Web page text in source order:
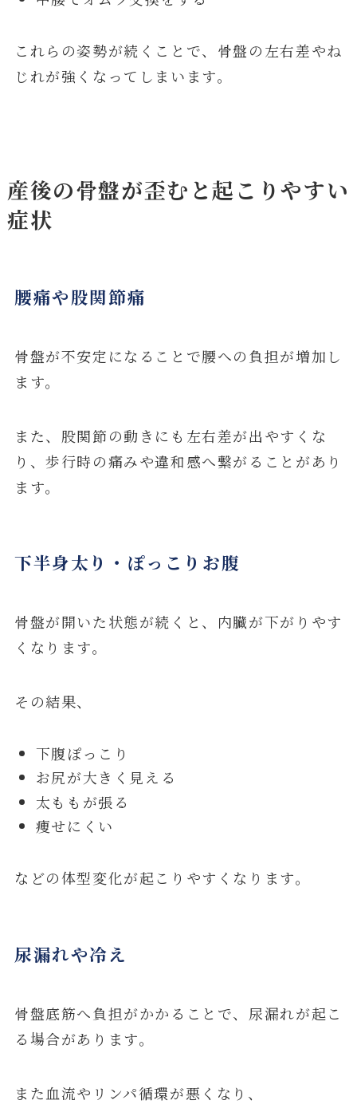
これらの姿勢が続くことで、骨盤の左右差やね
じれが強くなってしまいます。
産後の骨盤が歪むと起こりやすい
症状
腰痛や股関節痛
骨盤が不安定になることで腰への負担が増加し
ます。
また、股関節の動きにも左右差が出やすくな
り、歩行時の痛みや違和感へ繋がることがあり
ます。
下半身太り・ぽっこりお腹
骨盤が開いた状態が続くと、内臓が下がりやす
くなります。
その結果、
下腹ぽっこり
お尻が大きく見える
太ももが張る
痩せにくい
などの体型変化が起こりやすくなります。
尿漏れや冷え
骨盤底筋へ負担がかかることで、尿漏れが起こ
る場合があります。
また血流やリンパ循環が悪くなり、